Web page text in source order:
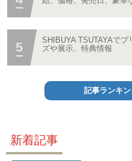
SHIBUYA TSUTAYAで
ズや展示、特典情報
記事ランキ
新着記事